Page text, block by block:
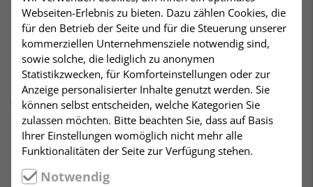
Januar
Humanistisches Zentrum Stuttgart
1. Vorbereitungstreffen
Jugendfeier 2017
Heute findet für die Jugendlichen, die an der
Jugendfeier 2017 teilnehmen wollen, das erste
inhaltliche Vorbereitungstreffen statt.
Wer sich bis jetzt noch nicht verbindlich angemeldet
Webseiten-Erlebnis zu bieten. Dazu zählen Cookies, die
für den Betrieb der Seite und für die Steuerung unserer
kommerziellen Unternehmensziele notwendig sind,
sowie solche, die lediglich zu anonymen
Statistikzwecken, für Komforteinstellungen oder zur
Anzeige personalisierter Inhalte genutzt werden. Sie
können selbst entscheiden, welche Kategorien Sie
zulassen möchten. Bitte beachten Sie, dass auf Basis
Ihrer Einstellungen womöglich nicht mehr alle
Funktionalitäten der Seite zur Verfügung stehen.
Notwendig